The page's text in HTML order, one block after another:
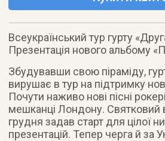
Всеукраїнський тур гурту
Презентація нового альбому
Збудувавши свою піраміду,
вирушає в тур на підтримку
Почути наживо нові пісні
мешканці Лондону. Святковий
грудня задав старт для цілої
презентацій. Тепер черга й за